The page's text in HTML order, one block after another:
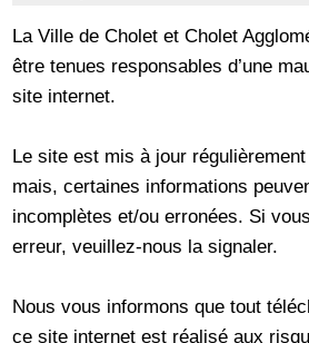
La Ville de Cholet et Cholet
être tenues responsables d’une
site internet.
Le site est mis à jour
mais, certaines informations
incomplètes et/ou erronées. Si
erreur, veuillez-nous la signaler.
Nous vous informons que tout
ce site internet est réalisé aux